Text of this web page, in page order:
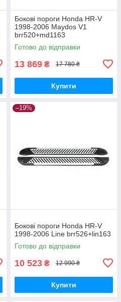
Бокові пороги Honda HR-V
1998-2006 Maydos V1
brr520+md1163
Готово до відправки
13 869 ₴ 17 780 ₴
Купити
–19%
Бокові пороги Honda HR-V
1998-2006 Line brr526+lin163
Готово до відправки
10 523 ₴ 12 990 ₴
Купити